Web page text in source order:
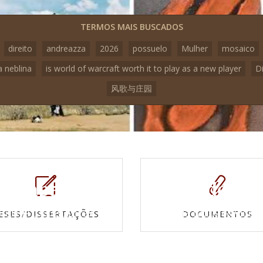
TERMOS MAIS BUSCADOS
direito
andreazza 2026 possuelo Mulher
mosaico
neblina
is world of warcraft worth it to play as a new player
风歌与庄园
DISSERTAÇÕES DOCUMENTOS
Mapas e
topográficas
Vídeos
Veja todos os vídeos